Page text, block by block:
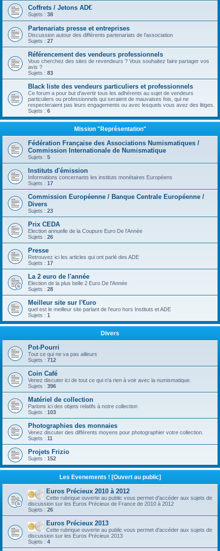
Coffrets / Jetons AD€
Sujets : 38
Partenariats presse et entreprises
Discussion autour des différents partenariats de l'association
Sujets : 27
Référencement des vendeurs professionnels
Vous cherchez des sites de revendeurs ? Vous souhaitez faire partager vos
avis ?
Sujets : 83
Black liste des vendeurs particuliers et professionnels
Ce forum a pour but d'avertir tous les adhérents au sujet de vendeurs
particuliers ou professionnels qui seraient de mauvaises fois, qui ne
respecteraient pas leurs engagements ou avec lesquels vous avez des litiges.
Sujets : 6
Mission "Représentation"
Fédération Française des Associations Numismatiques /
Commission Internationale de Numismatique
Sujets : 5
Instituts d'émission
Informations concernants les instituts monétaires Européens
Sujets : 17
Commission Européenne / Banque Centrale Européenne /
Divers
Sujets : 23
Prix CEDA
Election annuelle de la Coupure Euro De l'Année
Sujets : 26
Presse
Retrouvez ici les articles qui ont parlé des ADE
Sujets : 17
La 2 euro de l'année
Election de la plus belle 2 Euro De l'Année
Sujets : 28
Meilleur site sur l'€uro
quel est le meilleur site parlant de l'euro hors Instituts et ADE
Sujets : 1
Divers
Pot-Pourri
Tout ce qui ne va pas ailleurs
Sujets : 712
Coin Café
Venez discuter ici de tout ce qui n'a rien à voir avec la numismatique.
Sujets : 396
Matériel de collection
Parlons ici des objets relatifs à notre collection
Sujets : 103
Photographies des monnaies
Venez discuter des différents moyens pour photographier votre collection.
Sujets : 11
Projets Frizio
Sujets : 152
Les Evenements ! [Ouvert au public]
Euros Précieux 2010 à 2012
Cette rubrique ouverte au public vous permet d'accéder aux sujets de
discussion sur les Euros Précieux de France de 2010 à 2012
Sujets : 26
Euros Précieux 2013
Cette rubrique ouverte au public vous permet d'accéder aux sujets de
discussion sur les Euros Précieux 2013
Sujets : 4